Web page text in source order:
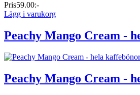
Pris59.00:-
Lägg i varukorg
Peachy Mango Cream -
Peachy Mango Cream -